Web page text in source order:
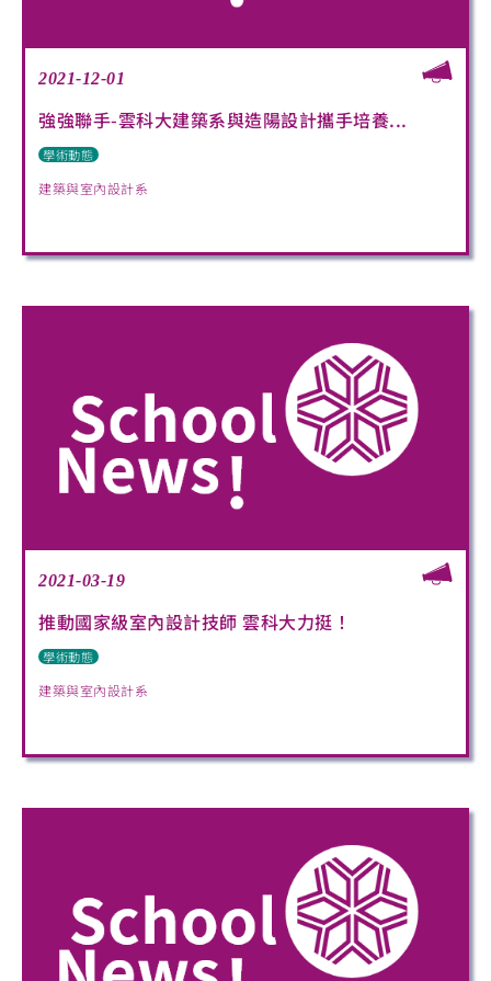
2021-12-01
強強聯手-雲科大建築系與造陽設計攜手培養...
學術動態
建築與室內設計系
2021-03-19
推動國家級室內設計技師 雲科大力挺！
學術動態
建築與室內設計系